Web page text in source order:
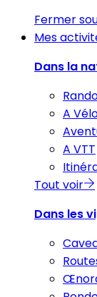
Fermer
Mes
Dans la
A
A VTT
Tout voir
Dans les